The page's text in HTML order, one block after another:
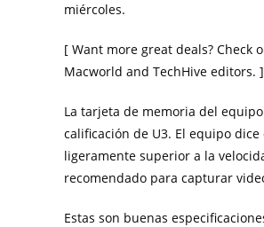
miércoles.
[ Want more great deals? Check
Macworld and TechHive editors. ]
La tarjeta de memoria del
calificación de U3. El equipo
ligeramente superior a la
recomendado para capturar
Estas son buenas